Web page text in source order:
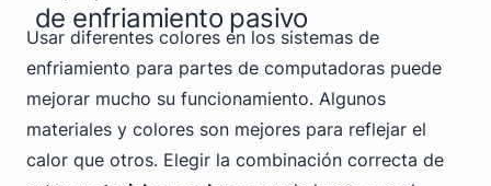
de enfriamiento pasivo
Usar diferentes colores en los sistemas de
enfriamiento para partes de computadoras puede
mejorar mucho su funcionamiento. Algunos
materiales y colores son mejores para reflejar el
calor que otros. Elegir la combinación correcta de